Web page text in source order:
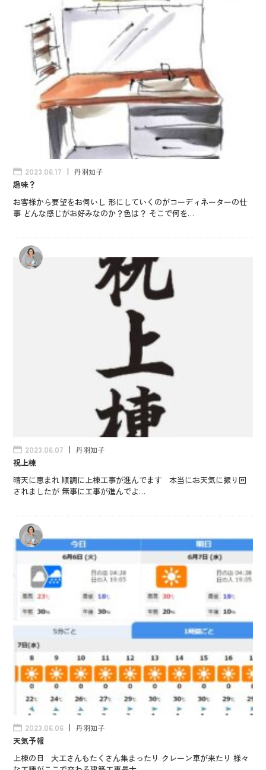
2023.06.17 丹羽知子
趣味？
お客様から要望をお伺いし 形にしていくのがコーディネーターの仕
事 どんな感じがお好みなのか？色は？ そこで何を…
2023.06.07 丹羽知子
祝上棟
晴天に恵まれ 順調に上棟工事が進んでます 本当にお天気に振り回
されましたが 無事に工事が進んでよ…
2023.06.06 丹羽知子
天気予報
上棟の日 大工さんもたくさん集まったり クレーン車が来たり 様々